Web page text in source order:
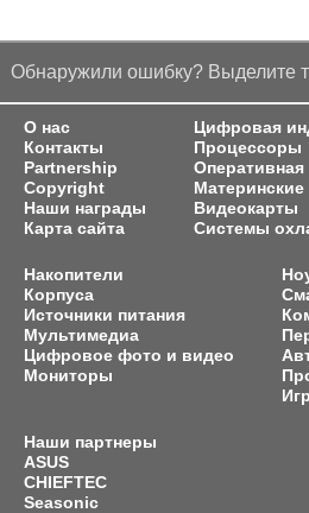
Обнаружили ошибку? Выделите
О нас
Контакты
Partnership
Copyright
Наши награды
Карта сайта
Цифровая
Процессоры
Оперативная
Видеокарты
Системы
Накопители
Корпуса
Источники питания
Мультимедиа
Цифровое фото и видео
Мониторы
Наши партнеры
ASUS
CHIEFTEC
Seasonic